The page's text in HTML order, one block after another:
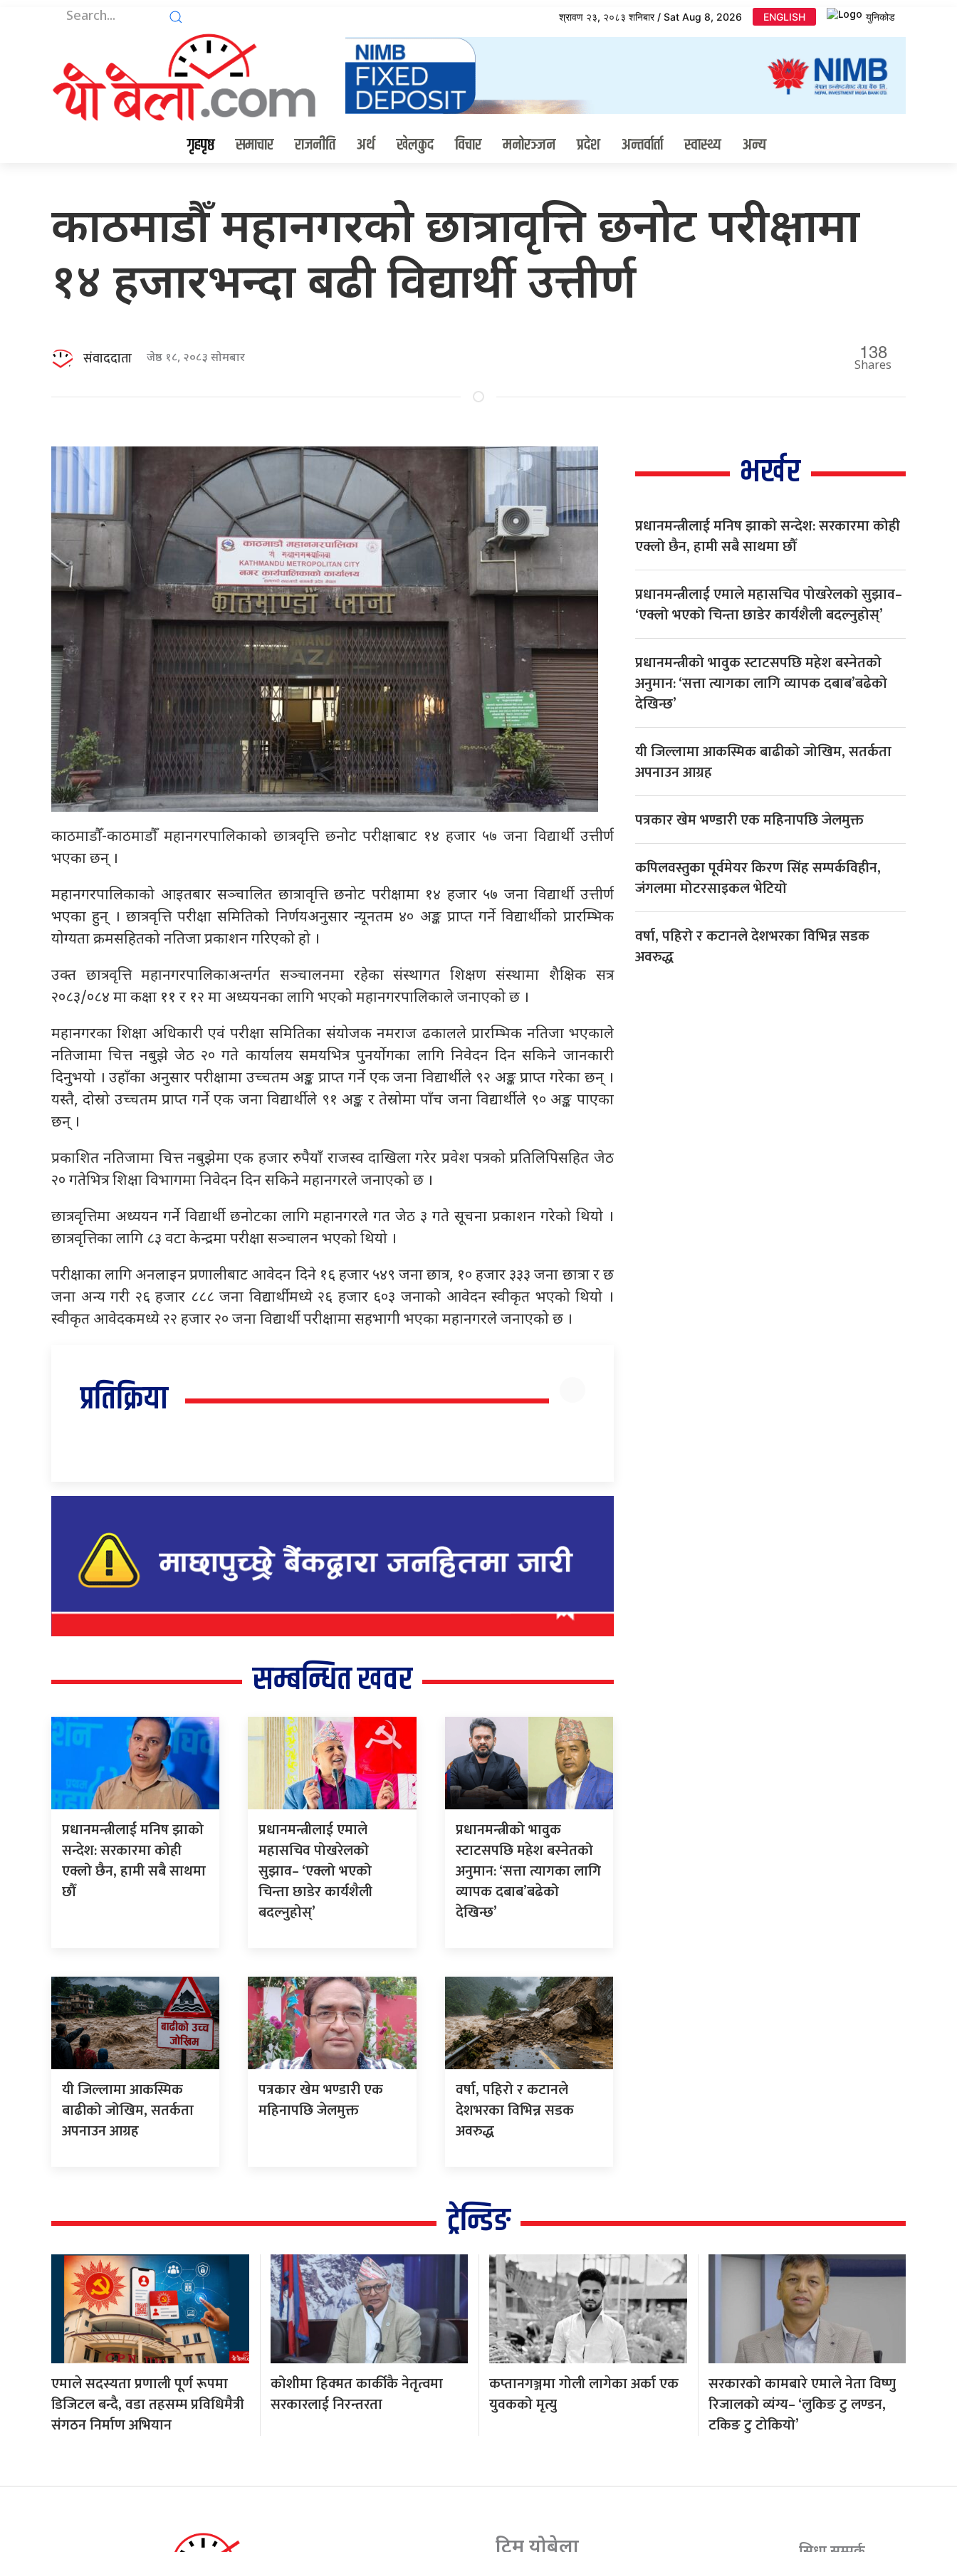
श्रावण २३, २०८३ शनिबार / Sat Aug 8, 2026 ENGLISH युनिकोड
गृहपृष्ठ समाचार राजनीति अर्थ खेलकुद विचार मनोरञ्जन प्रदेश अन्तर्वार्ता स्वास्थ्य अन्य
काठमाडौँ महानगरको छात्रावृत्ति छनोट परीक्षामा
१४ हजारभन्दा बढी विद्यार्थी उत्तीर्ण
संवाददाता जेष्ठ १८, २०८३ सोमबार 138
Shares
काठमाडौँ-काठमाडौँ महानगरपालिकाको छात्रवृत्ति छनोट परीक्षाबाट १४ हजार ५७ जना विद्यार्थी उत्तीर्ण
भएका छन् ।
महानगरपालिकाको आइतबार सञ्चालित छात्रावृत्ति छनोट परीक्षामा १४ हजार ५७ जना विद्यार्थी उत्तीर्ण
भएका हुन् । छात्रवृत्ति परीक्षा समितिको निर्णयअनुसार न्यूनतम ४० अङ्क प्राप्त गर्ने विद्यार्थीको प्रारम्भिक
योग्यता क्रमसहितको नतिजा प्रकाशन गरिएको हो ।
उक्त छात्रवृत्ति महानगरपालिकाअन्तर्गत सञ्चालनमा रहेका संस्थागत शिक्षण संस्थामा शैक्षिक सत्र
२०८३/०८४ मा कक्षा ११ र १२ मा अध्ययनका लागि भएको महानगरपालिकाले जनाएको छ ।
महानगरका शिक्षा अधिकारी एवं परीक्षा समितिका संयोजक नमराज ढकालले प्रारम्भिक नतिजा भएकाले
नतिजामा चित्त नबुझे जेठ २० गते कार्यालय समयभित्र पुनर्योगका लागि निवेदन दिन सकिने जानकारी
दिनुभयो । उहाँका अनुसार परीक्षामा उच्चतम अङ्क प्राप्त गर्ने एक जना विद्यार्थीले ९२ अङ्क प्राप्त गरेका छन् ।
यस्तै, दोस्रो उच्चतम प्राप्त गर्ने एक जना विद्यार्थीले ९१ अङ्क र तेस्रोमा पाँच जना विद्यार्थीले ९० अङ्क पाएका
छन् ।
प्रकाशित नतिजामा चित्त नबुझेमा एक हजार रुपैयाँ राजस्व दाखिला गरेर प्रवेश पत्रको प्रतिलिपिसहित जेठ
२० गतेभित्र शिक्षा विभागमा निवेदन दिन सकिने महानगरले जनाएको छ ।
छात्रवृत्तिमा अध्ययन गर्ने विद्यार्थी छनोटका लागि महानगरले गत जेठ ३ गते सूचना प्रकाशन गरेको थियो ।
छात्रवृत्तिका लागि ८३ वटा केन्द्रमा परीक्षा सञ्चालन भएको थियो ।
परीक्षाका लागि अनलाइन प्रणालीबाट आवेदन दिने १६ हजार ५४९ जना छात्र, १० हजार ३३३ जना छात्रा र छ
जना अन्य गरी २६ हजार ८८८ जना विद्यार्थीमध्ये २६ हजार ६०३ जनाको आवेदन स्वीकृत भएको थियो ।
स्वीकृत आवेदकमध्ये २२ हजार २० जना विद्यार्थी परीक्षामा सहभागी भएका महानगरले जनाएको छ ।
प्रतिक्रिया
सम्बन्धित खवर
प्रधानमन्त्रीलाई मनिष झाको
सन्देश: सरकारमा कोही
एक्लो छैन, हामी सबै साथमा
छौँ
प्रधानमन्त्रीलाई एमाले
महासचिव पोखरेलको
सुझाव– ‘एक्लो भएको
चिन्ता छाडेर कार्यशैली
बदल्नुहोस्’
प्रधानमन्त्रीको भावुक
स्टाटसपछि महेश बस्नेतको
अनुमान: ‘सत्ता त्यागका लागि
व्यापक दबाब’बढेको
देखिन्छ’
यी जिल्लामा आकस्मिक
बाढीको जोखिम, सतर्कता
अपनाउन आग्रह
पत्रकार खेम भण्डारी एक
महिनापछि जेलमुक्त
वर्षा, पहिरो र कटानले
देशभरका विभिन्न सडक
अवरुद्ध
भर्खर
प्रधानमन्त्रीलाई मनिष झाको सन्देश: सरकारमा कोही
एक्लो छैन, हामी सबै साथमा छौँ
प्रधानमन्त्रीलाई एमाले महासचिव पोखरेलको सुझाव–
‘एक्लो भएको चिन्ता छाडेर कार्यशैली बदल्नुहोस्’
प्रधानमन्त्रीको भावुक स्टाटसपछि महेश बस्नेतको
अनुमान: ‘सत्ता त्यागका लागि व्यापक दबाब’बढेको
देखिन्छ’
यी जिल्लामा आकस्मिक बाढीको जोखिम, सतर्कता
अपनाउन आग्रह
पत्रकार खेम भण्डारी एक महिनापछि जेलमुक्त
कपिलवस्तुका पूर्वमेयर किरण सिंह सम्पर्कविहीन,
जंगलमा मोटरसाइकल भेटियो
वर्षा, पहिरो र कटानले देशभरका विभिन्न सडक
अवरुद्ध
ट्रेन्डिङ
एमाले सदस्यता प्रणाली पूर्ण रूपमा
डिजिटल बन्दै, वडा तहसम्म प्रविधिमैत्री
संगठन निर्माण अभियान
कोशीमा हिक्मत कार्कीकै नेतृत्वमा
सरकारलाई निरन्तरता
कप्तानगञ्जमा गोली लागेका अर्का एक
युवकको मृत्यु
सरकारको कामबारे एमाले नेता विष्णु
रिजालको व्यंग्य– ‘लुकिङ टु लण्डन,
टकिङ टु टोकियो’